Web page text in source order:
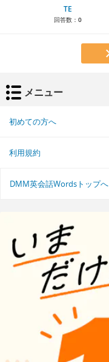
TE
回答数： 0
メニュー
初めての方へ
利用規約
DMM英会話Wordsトップへ